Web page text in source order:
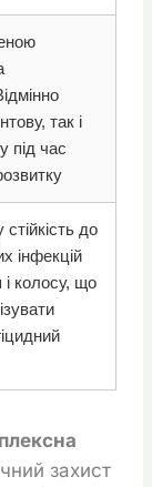
так і
під час
до
інфекцій
колосу, що
захист